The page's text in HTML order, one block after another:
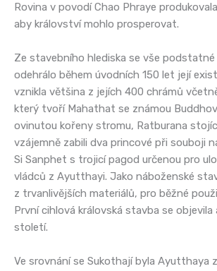
Rovina v povodí Chao Phraye
aby království mohlo prosperovat.
Ze stavebního hlediska se vše
odehrálo během úvodních 150 let její
vznikla většina z jejích 400 chrámů
který tvoří Mahathat se známou
ovinutou kořeny stromu, Ratburana
vzájemně zabili dva princové při souboji
Si Sanphet s trojicí pagod určenou pro
vládců z Ayutthayi. Jako náboženské
z trvanlivějších materiálů, pro běžné
První cihlová královská stavba se objevila
století.
Ve srovnání se Sukothají byla Ayutthaya